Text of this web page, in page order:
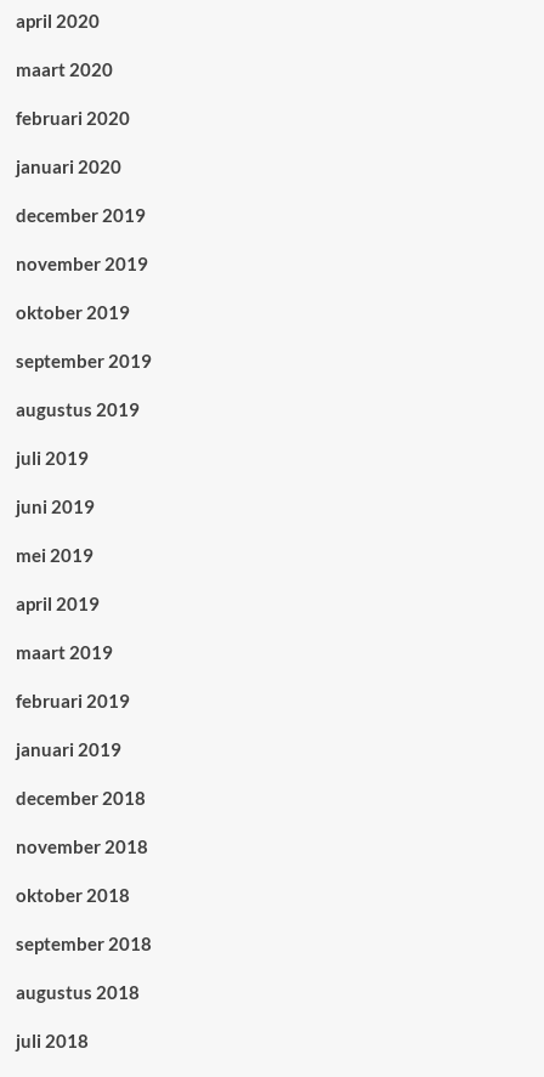
april 2020
maart 2020
februari 2020
januari 2020
december 2019
november 2019
oktober 2019
september 2019
augustus 2019
juli 2019
juni 2019
mei 2019
april 2019
maart 2019
februari 2019
januari 2019
december 2018
november 2018
oktober 2018
september 2018
augustus 2018
juli 2018